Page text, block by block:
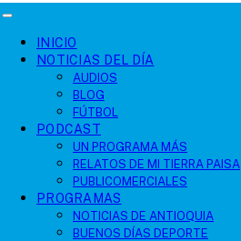
INICIO
NOTICIAS DEL DÍA
AUDIOS
BLOG
FÚTBOL
PODCAST
UN PROGRAMA MÁS
RELATOS DE MI TIERRA PAISA
PUBLICOMERCIALES
PROGRAMAS
NOTICIAS DE ANTIOQUIA
BUENOS DÍAS DEPORTE